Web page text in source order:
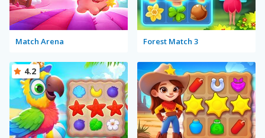
Match Arena Forest Match 3
4.2